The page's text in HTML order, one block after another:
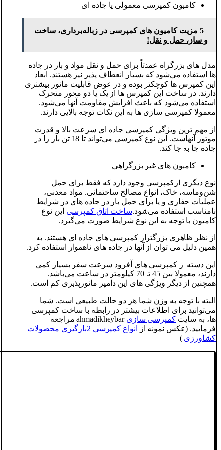
کامیون کمپرسی معمولی یا جاده ای
5 مزیت کامیون های کمپرسی در زباله‌برداری، ساخت
و ساز، حمل و نقل!
مدل های بزرگراه عمدتاً برای حمل و نقل مواد و بار در جاده
ها استفاده می‌شود که بسیار انعطاف پذیر نیز هستند. ابعاد
این کمپرس ها کوچکتر بوده و در عوض قابلیت مانور بیشتری
دارند. در ساخت این کمپرس ها از یک یا دو محور متحرک
استفاده می‌شود که باعث افزایش مقاومت آنها می‌شود.
معمولا کمپرسی سازی ها به این نکات توجه بالایی دارند.
از مهم ترین ویژگی کمپرسی جاده ای سرعت بالا و قدرت
موتور آنهاست. این نوع کمپرسی می‌تواند تا 18 تن بار را در
جاده جا به جا کند.
کامیون های غیر بزرگراهی
نوع دیگری ازکمپرسی وجود دارد که فقط برای حمل
شن‌و‌ماسه، خاک، انواع مصالح ساختمانی. مواد معدنی،
عملیات حفاری و یا برای حمل بار در جاده های در شرایط
نامناسب استفاده می‌شود.ساخت اتاق کمپرسی این نوع
کامیون با توجه به این نوع شرایط صورت می‌گیرد.
از نظر ظاهری بزرگتراز کمپرسی های جاده ای هستند. به
همین دلیل می توان از آنها در جاده های ناهموار استفاده کرد.
این دسته از کمپرسی های آفرود سرعت سفر بسیار کمی
دارند، معمولا بین 45 تا 70 کیلومتر در ساعت می‌باشد.
همچنین از دیگر ویژگی های این دامپر مانورپذیری کم است.
البته با توجه به وزن شما هر دو حالت طبیعی است. شما
می‌توانید برای اطلاعات بیشتر در رابطه با ساخت کمپرسی
ها، به سایت کمپرسی سازی
ahmadikheybar مراجعه
فرمایید. (عکس نمونه از
انواع کمپرسی 2بارگیری محصولات
کشاورزی )